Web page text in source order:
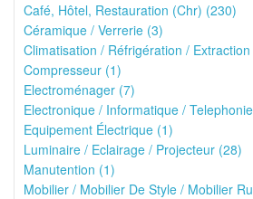
Café, Hôtel, Restauration (Chr) (230)
Céramique / Verrerie (3)
Climatisation / Réfrigération /
Compresseur (1)
Electroménager (7)
Electronique / Informatique /
Equipement Électrique (1)
Luminaire / Eclairage / Projecteur (28)
Manutention (1)
Mobilier / Mobilier De Style / Mobilier